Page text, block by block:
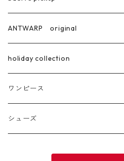
ANTWARP original
holiday collection
ring
pierce
ワンピース
ロング丈
シューズ